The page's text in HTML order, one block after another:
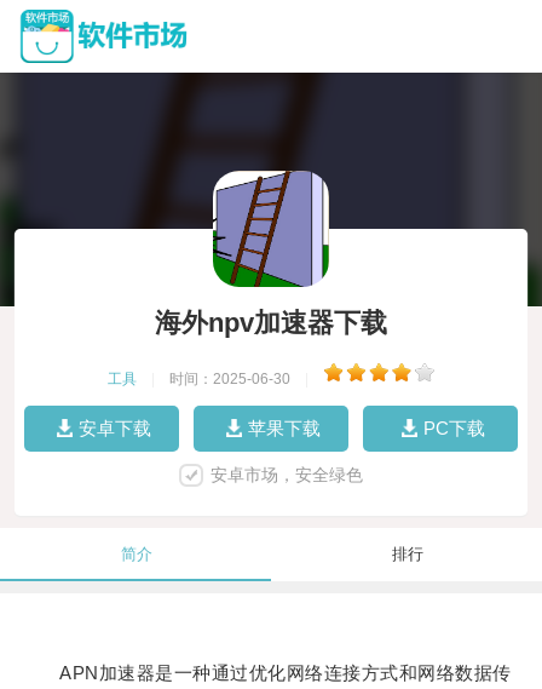
海外npv加速器下载
工具 时间：2025-06-30
安卓下载 苹果下载 PC下载
安卓市场，安全绿色
简介 排行
APN加速器是一种通过优化网络连接方式和网络数据传